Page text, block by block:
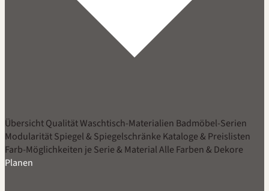
ÜbersichtQualitätWaschtisch-Materialien Badmöbel-Serien
ModularitätSpiegel & Spiegelschränke Kataloge & Preislisten
Farb-Möglichkeiten je Serie & MaterialAlle Farben & Dekore
Planen